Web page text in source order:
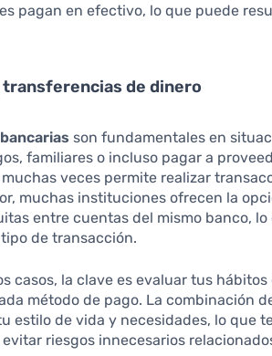
pagan en efectivo, lo que puede
de dinero
son fundamentales en
familiares o incluso pagar a
veces permite realizar
muchas instituciones ofrecen la
entre cuentas del mismo banco,
de transacción.
casos, la clave es evaluar tus
método de pago. La combinación
estilo de vida y necesidades, lo que
riesgos innecesarios